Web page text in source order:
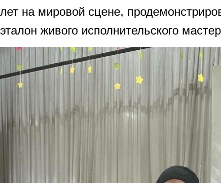
лет на мировой сцене,
эталон живого исполнительского